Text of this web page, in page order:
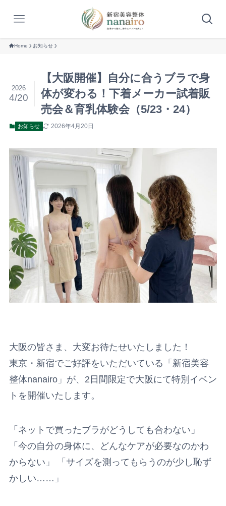
Home お知らせ
【大阪開催】自分に合うブラで身
体が変わる！下着メーカー試着販
売会＆育乳体験会（5/23・24）
2026
4/20
お知らせ 2026年4月20日
大阪の皆さま、大変お待たせいたしました！
東京・新宿でご好評をいただいている「新宿美容
整体nanairo」が、2日間限定で大阪にて特別イベン
トを開催いたします。
「ネットで買ったブラがどうしても合わない」
「今の自分の身体に、どんなケアが必要なのかわ
からない」 「サイズを測ってもらうのが少し恥ず
かしい……」